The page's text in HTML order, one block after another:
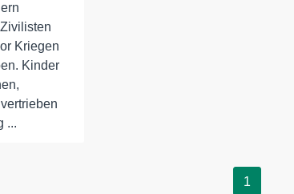
Kriegen
Kinder
...
1